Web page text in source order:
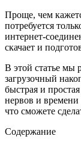
Проще, чем
потребуется
интернет-
скачает и
В этой статье мы
загрузочный
быстрая и
нервов и
что сможете
Содержание